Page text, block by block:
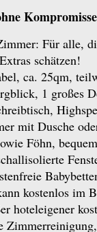
Für alle,
schätzen!
ca. 25qm,
1 großes
mit Dusche
Föhn,
kostenlos im
hoteleigener